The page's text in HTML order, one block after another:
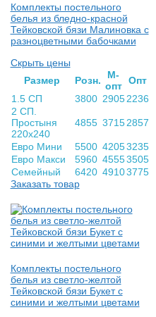
Комплекты постельного
белья из бледно-красной
Тейковской бязи Малиновка с
разноцветными бабочками
Скрыть цены
Раз­мер
Розн.
М-
опт Опт
1.5 СП
3800 2905 2236
2 СП.
Простыня
220х240
4855 3715 2857
Евро Мини 5500 42053235
Евро Макси
5960 45553505
Семейный
6420 49103775
Заказать товар
Комплекты постельного
белья из светло-желтой
Тейковской бязи Букет с
синими и желтыми цветами